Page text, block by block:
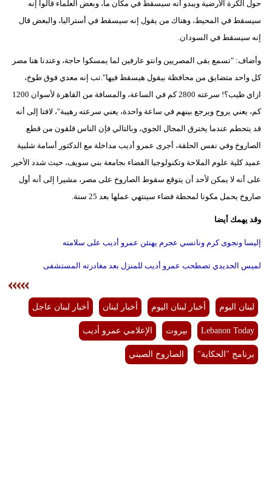
أبراج
فيديو
سيارات
حول الكرة الأرضية ويبدو أنه سيسقط في مكان ما، وبعض العلماء قالوا إنه
سيسقط في المحيط، وهناك من يقول إنه سيسقط في أستراليا، والبعض قال
إنه سيسقط في السودان.
وأضاف: "تسمع بقى المصريين وانتو عارفين لما يمسكوا حاجة، وعندنا هنا مصر
كل واحد متضايق من محافظة بيقول هيسقط فيها".تب إنه معدي فوق طوخ،
ازاي طيب؟! سرعته 2800 كم في الساعة، والمسافة من القاهرة لأسوان 1200
كم، يعني يروح ويرجع بينهم في ساعة واحدة، يعني سرعته رهيبة"، لافتا إلى أنه
قد يتحطم عندما يخترق المجال الجوي، وبالتالي فإن الناس قلقون من قطع
الصاروخ وفي نفس الحلقة، أجرى عمرو أديب مداخلة مع الدكتور أسامة شلبية
عميد كلية علوم الملاحة وتكنولوجيا الفضاء بجامعة بني سويف، حيث شدد الأخير
على أنه لا يمكن لأحد أن يتوقع سقوط الصاروخ على مصر، مشيرا إلى أنه أول
صاروخ يحمل مكونا لمحطة فضاء سينتهي عملها بعد 25 سنة.
وقد يهمك أيضا
إليسا ونجوى كرم ونانسي عجرم يهنئن عمرو أديب على سلامته
لميس الحديدي تصطحب عمرو أديب للمنزل بعد مغادرته المستشفى
لبنان اليوم أخبار لبنان اليوم أخبار لبنان أخبار لبنان عاجل
Lebanon Today بيروت الإعلامي عمرو أديب
برنامج "الحكاية" الصاروخ الصيني